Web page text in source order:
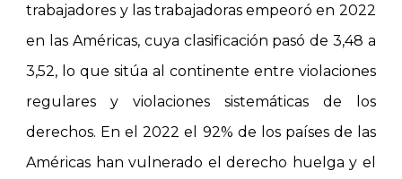
trabajadores y las trabajadoras empeoró en 2022
en las Américas, cuya clasificación pasó de 3,48 a
3,52, lo que sitúa al continente entre violaciones
regulares y violaciones sistemáticas de los
derechos. En el 2022 el 92% de los países de las
Américas han vulnerado el derecho huelga y el